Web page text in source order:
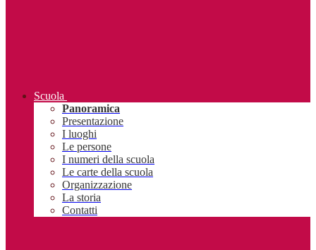
Scuola
Panoramica
Presentazione
I luoghi
Le persone
I numeri della scuola
Le carte della scuola
Organizzazione
La storia
Contatti